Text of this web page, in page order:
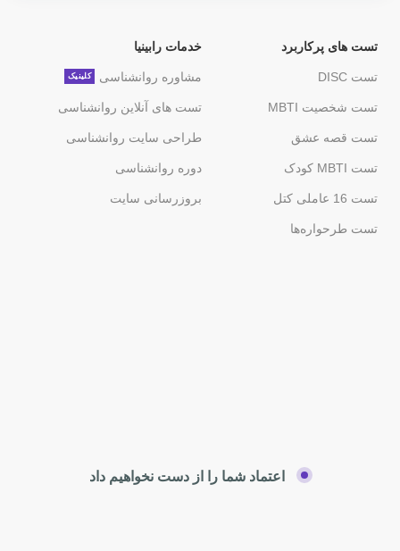
تست های پرکاربرد
تست DISC
تست شخصیت MBTI
تست قصه عشق
تست MBTI کودک
تست 16 عاملی کتل
تست طرحواره‌ها
خدمات رابینیا
مشاوره روانشناسی کلینیک
تست های آنلاین روانشناسی
طراحی سایت روانشناسی
دوره روانشناسی
بروزرسانی سایت
اعتماد شما را از دست نخواهیم داد